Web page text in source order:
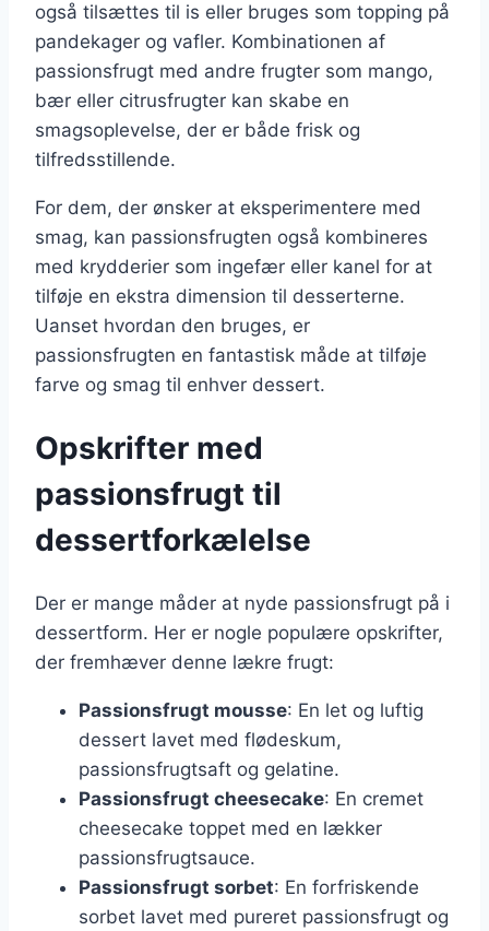
også tilsættes til is eller bruges som topping på
pandekager og vafler. Kombinationen af
passionsfrugt med andre frugter som mango,
bær eller citrusfrugter kan skabe en
smagsoplevelse, der er både frisk og
tilfredsstillende.
For dem, der ønsker at eksperimentere med
smag, kan passionsfrugten også kombineres
med krydderier som ingefær eller kanel for at
tilføje en ekstra dimension til desserterne.
Uanset hvordan den bruges, er
passionsfrugten en fantastisk måde at tilføje
farve og smag til enhver dessert.
Opskrifter med
passionsfrugt til
dessertforkælelse
Der er mange måder at nyde passionsfrugt på i
dessertform. Her er nogle populære opskrifter,
der fremhæver denne lækre frugt:
Passionsfrugt mousse: En let og luftig
dessert lavet med flødeskum,
passionsfrugtsaft og gelatine.
Passionsfrugt cheesecake: En cremet
cheesecake toppet med en lækker
passionsfrugtsauce.
Passionsfrugt sorbet: En forfriskende
sorbet lavet med pureret passionsfrugt og